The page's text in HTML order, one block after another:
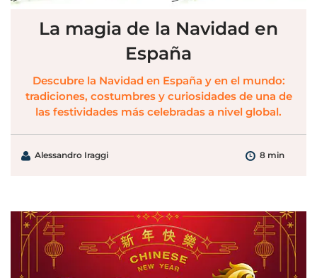
La magia de la Navidad en
España
Descubre la Navidad en España y en el mundo:
tradiciones, costumbres y curiosidades de una de
las festividades más celebradas a nivel global.
Alessandro Iraggi 8 min